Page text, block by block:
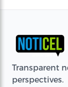
Transparent
perspectives.